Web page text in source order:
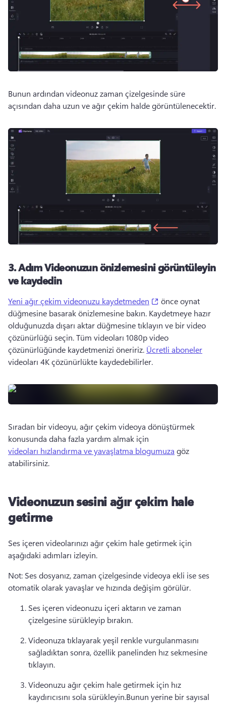
Bunun ardından videonuz zaman çizelgesinde süre
açısından daha uzun ve ağır çekim halde görüntülenecektir.
3. Adım Videonuzun önizlemesini görüntüleyin
ve kaydedin
Yeni ağır çekim videonuzu kaydetmeden (opens in a new
önce oynat
düğmesine basarak önizlemesine bakın. Kaydetmeye hazır
olduğunuzda dışarı aktar düğmesine tıklayın ve bir video
çözünürlüğü seçin. Tüm videoları 1080p video
çözünürlüğünde kaydetmenizi öneririz. Ücretli aboneler
videoları 4K çözünürlükte kaydedebilirler.
Sıradan bir videoyu, ağır çekim videoya dönüştürmek
konusunda daha fazla yardım almak için
videoları hızlandırma ve yavaşlatma blogumuza göz
atabilirsiniz.
Videonuzun sesini ağır çekim hale
getirme
Ses içeren videolarınızı ağır çekim hale getirmek için
aşağıdaki adımları izleyin.
Not: Ses dosyanız, zaman çizelgesinde videoya ekli ise ses
otomatik olarak yavaşlar ve hızında değişim görülür.
Ses içeren videonuzu içeri aktarın ve zaman
çizelgesine sürükleyip bırakın.
Videonuza tıklayarak yeşil renkle vurgulanmasını
sağladıktan sonra, özellik panelinden hız sekmesine
tıklayın.
Videonuzu ağır çekim hale getirmek için hız
kaydırıcısını sola sürükleyin.Bunun yerine bir sayısal